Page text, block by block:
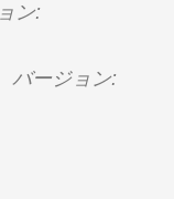
ン:
バージョン: